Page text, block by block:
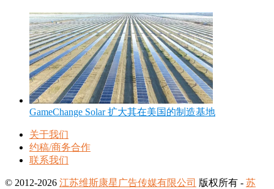
GameChange Solar 扩大其在美国的制造基地
关于我们
约稿/商务合作
联系我们
© 2012-2026 江苏维斯康星广告传媒有限公司 版权所有 - 苏